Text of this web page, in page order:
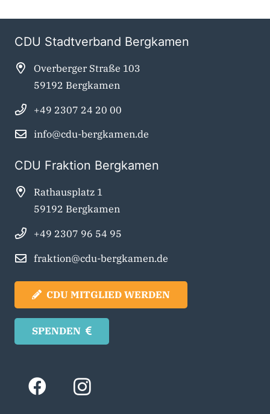
CDU Stadtverband Bergkamen
Overberger Straße 103
59192 Bergkamen
+49 2307 24 20 00
info@cdu-bergkamen.de
CDU Fraktion Bergkamen
Rathausplatz 1
59192 Bergkamen
+49 2307 96 54 95
fraktion@cdu-bergkamen.de
CDU MITGLIED WERDEN
SPENDEN